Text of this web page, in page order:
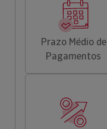
Prazo Médio de
Pagamentos